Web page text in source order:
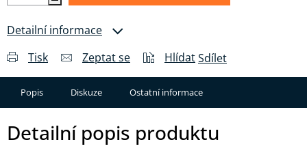
Detailní informace
Tisk
Zeptat se HlídatSdílet
Popis Diskuze Ostatní informace
Detailní popis produktu